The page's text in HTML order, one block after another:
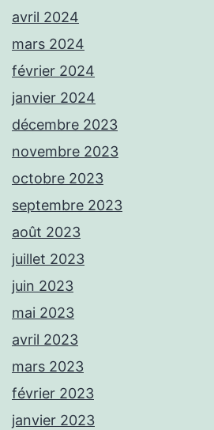
avril 2024
mars 2024
février 2024
janvier 2024
décembre 2023
novembre 2023
octobre 2023
septembre 2023
août 2023
juillet 2023
juin 2023
mai 2023
avril 2023
mars 2023
février 2023
janvier 2023